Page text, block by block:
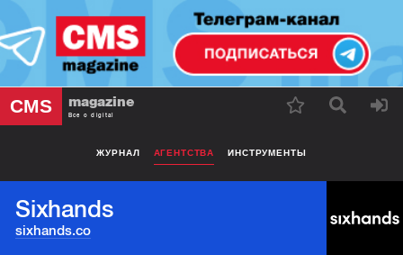
CMS magazine
Все о digital
ЖУРНАЛ АГЕНТСТВА ИНСТРУМЕНТЫ
Sixhands
sixhands.co